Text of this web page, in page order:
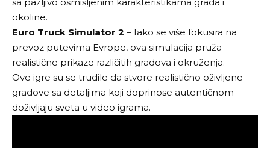
okoline.
Euro Truck Simulator 2 – Iako se više fokusira na
prevoz putevima Evrope, ova simulacija pruža
realistične prikaze različitih gradova i okruženja.
Ove igre su se trudile da stvore realistično oživljene
gradove sa detaljima koji doprinose autentičnom
doživljaju sveta u video igrama.